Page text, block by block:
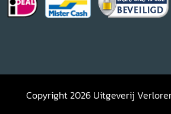
Copyright 2026 Uitgeverij